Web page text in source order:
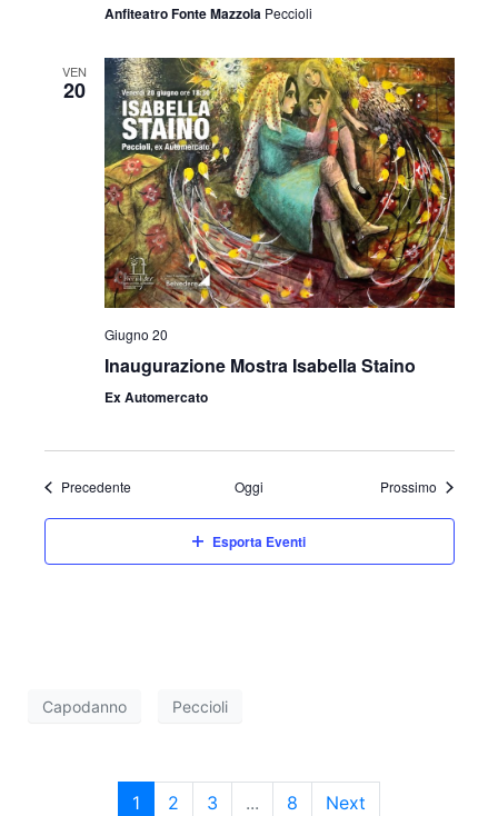
Anfiteatro Fonte Mazzola Peccioli
VEN
20
Giugno 20
Inaugurazione Mostra Isabella Staino
Ex Automercato
PrecedenteEventi Oggi Prossimo Eventi
Esporta Eventi
Capodanno Peccioli
1 2 3 ... 8 Next